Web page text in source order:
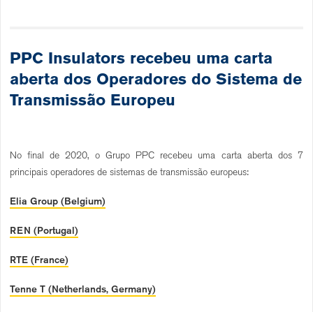
PPC Insulators recebeu uma carta
aberta dos Operadores do Sistema de
Transmissão Europeu
No final de 2020, o Grupo PPC recebeu uma carta aberta dos 7
principais operadores de sistemas de transmissão europeus:
Elia Group (Belgium)
REN (Portugal)
RTE (France)
Tenne T (Netherlands, Germany)